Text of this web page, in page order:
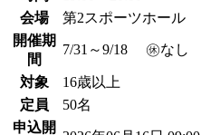
会場
第2スポーツホール
開催期
間
7/31～9/18 ㊡なし
対象
16歳以上
定員
50名
申込開